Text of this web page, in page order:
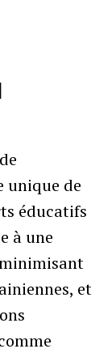
unique de
éducatifs
à une
minimisant
et